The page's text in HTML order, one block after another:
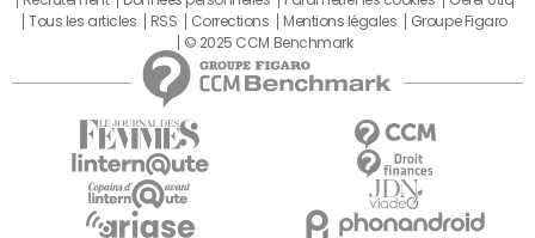
Tous les articles
RSS Corrections Mentions légales
Groupe Figaro
© 2025 CCM Benchmark